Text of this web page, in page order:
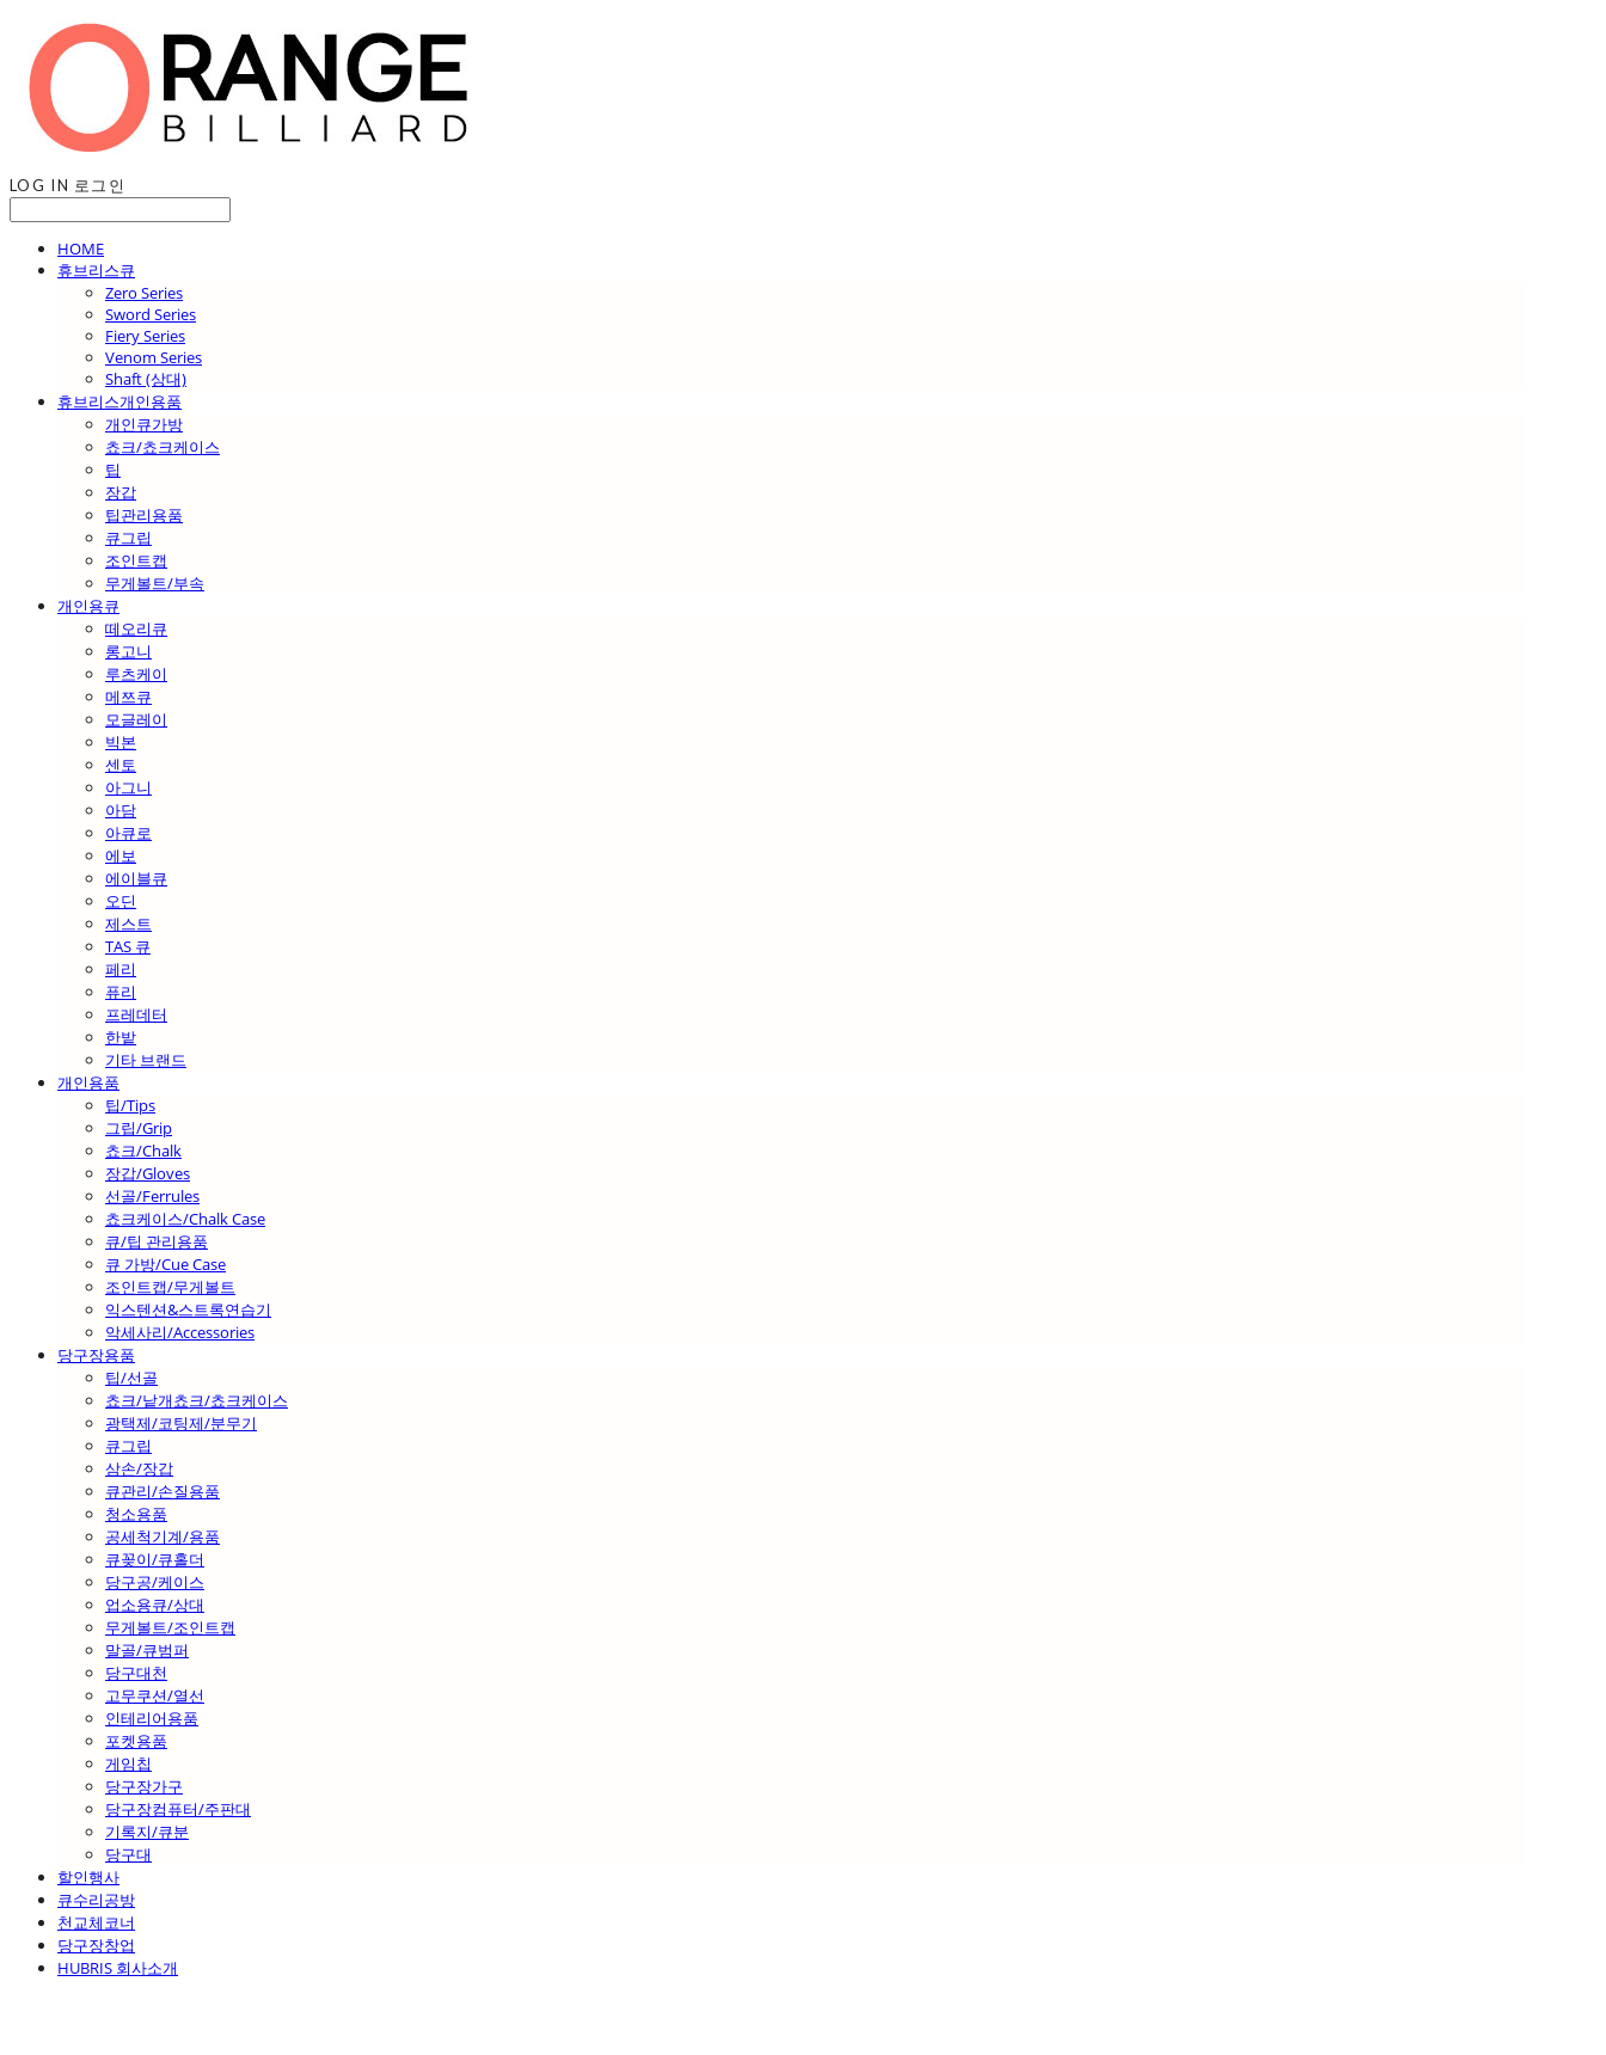
LOG IN 로그인
HOME
휴브리스큐
Zero Series
Sword Series
Fiery Series
Venom Series
Shaft (상대)
휴브리스개인용품
개인큐가방
쵸크/쵸크케이스
팁
장갑
팁관리용품
큐그립
조인트캡
무게볼트/부속
개인용큐
떼오리큐
롱고니
루츠케이
메쯔큐
모글레이
빅본
센토
아그니
아담
아큐로
에보
에이블큐
오딘
제스트
TAS 큐
페리
퓨리
프레데터
한밭
기타 브랜드
개인용품
팁/Tips
그립/Grip
쵸크/Chalk
장갑/Gloves
선골/Ferrules
쵸크케이스/Chalk Case
큐/팁 관리용품
큐 가방/Cue Case
조인트캡/무게볼트
익스텐션&스트록연습기
악세사리/Accessories
당구장용품
팁/선골
쵸크/낱개쵸크/쵸크케이스
광택제/코팅제/분무기
큐그립
삼손/장갑
큐관리/손질용품
청소용품
공세척기계/용품
큐꽂이/큐홀더
당구공/케이스
업소용큐/상대
무게볼트/조인트캡
말골/큐범퍼
당구대천
고무쿠션/열선
인테리어용품
포켓용품
게임칩
당구장가구
당구장컴퓨터/주판대
기록지/큐분
당구대
할인행사
큐수리공방
천교체코너
당구장창업
HUBRIS 회사소개